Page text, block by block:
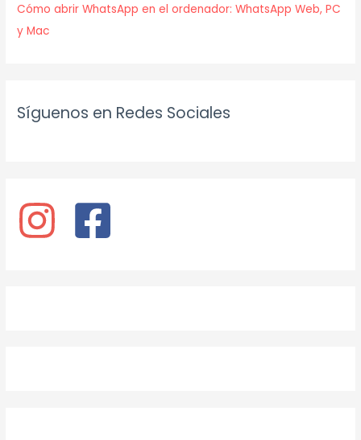
Cómo abrir WhatsApp en el ordenador: WhatsApp Web, PC
y Mac
Síguenos en Redes Sociales